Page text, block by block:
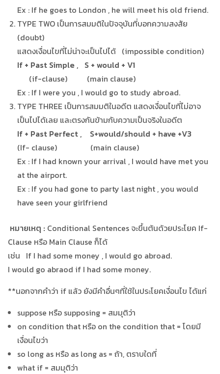
Ex : If he goes to London , he will meet his old friend.
TYPE TWO เป็นการสมมติในปัจจุบันที่บอกความสงสัย
(doubt)
แสดงเงื่อนไขที่ไม่น่าจะเป็นไปได้ (impossible condition)
If + Past Simple , S + would + V1
(if-clause) (main clause)
Ex : If I were you , I would go to study abroad.
TYPE THREE เป็นการสมมติในอดีต แสดงเงื่อนไขที่ไม่อาจ
เป็นไปได้เลย และตรงกันข้ามกับความเป็นจริงในอดีต
If + Past Perfect , S+would/should + have +V3
(If- clause) (main clause)
Ex : If I had known your arrival , I would have met you
at the airport.
Ex : If you had gone to party last night , you would
have seen your girlfriend
หมายเหตุ : Conditional Sentences จะขึ้นต้นด้วยประโยค If-
Clause หรือ Main Clause ก็ได้
เช่น If I had some money , I would go abroad.
I would go abraod if I had some money.
**นอกจากคำว่า if แล้ว ยังมีคำอื่นๆที่ใช้ในประโยคเงื่อนไข ได้แก่
suppose หรือ supposing = สมมุติว่า
on condition that หรือ on the condition that = โดยมี
เงื่อนไขว่า
so long as หรือ as long as = ถ้า, ตราบใดที่
what if = สมมุติว่า